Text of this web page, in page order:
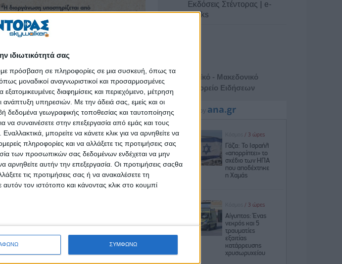
ιδιωτικότητά σας
πρόσβαση σε πληροφορίες σε μια συσκευή, όπως τα
μοναδικοί αναγνωριστικοί και προσαρμοσμένες
διαφημίσεις και περιεχόμενο, μέτρηση
ανάπτυξη υπηρεσιών. Με την άδειά σας, εμείς και οι
δεδομένα γεωγραφικής τοποθεσίας και ταυτοποίησης
συναινέσετε στην επεξεργασία από εμάς και τους
μπορείτε να κάνετε κλικ για να αρνηθείτε να
πληροφορίες και να αλλάξετε τις προτιμήσεις σας
των προσωπικών σας δεδομένων ενδέχεται να μην
αρνηθείτε αυτήν την επεξεργασία. Οι προτιμήσεις σαςθα
τις προτιμήσεις σας ή να ανακαλέσετε τη
τον ιστότοπο και κάνοντας κλικ στο κουμπί
ΣΥΜΦΩΝΩ
την Κυριακή 23 Φεβρουαρίου 2025
Πόλεων, με στόχο την ενίσχυση της
αθλητικής ψυχαγωγίας και αλληλεγγύης
ενότητας και προσφοράς. Η παρουσία σας θα
για όλους!
Εκδόσεις Στέντορας | e-
books
Αθηναϊκό - Μακεδονικό
Πρακτορείο Ειδήσεων